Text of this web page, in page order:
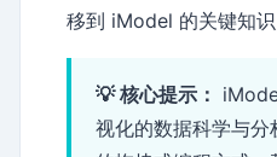
移到 iModel 的关键知识
💡 核心提示：
视化的数据科学与